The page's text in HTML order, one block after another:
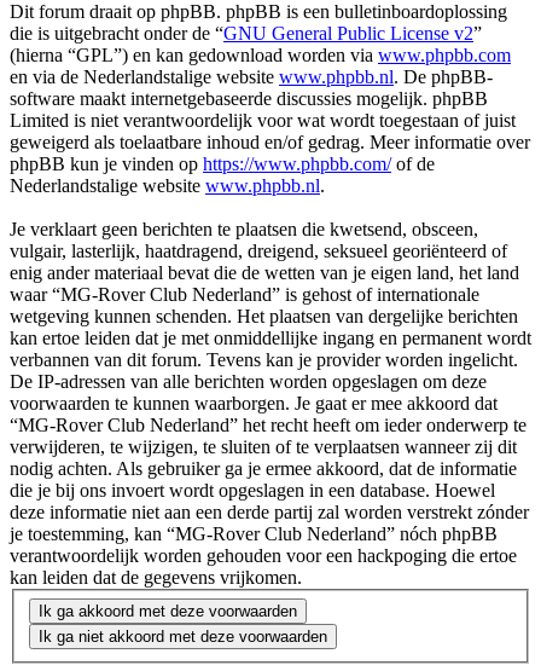
Dit forum draait op phpBB. phpBB is een bulletinboardoplossing
die is uitgebracht onder de “GNU General Public License v2”
(hierna “GPL”) en kan gedownload worden via www.phpbb.com
en via de Nederlandstalige website www.phpbb.nl. De phpBB-
software maakt internetgebaseerde discussies mogelijk. phpBB
Limited is niet verantwoordelijk voor wat wordt toegestaan of juist
geweigerd als toelaatbare inhoud en/of gedrag. Meer informatie over
phpBB kun je vinden op https://www.phpbb.com/of de
Nederlandstalige website www.phpbb.nl.
Je verklaart geen berichten te plaatsen die kwetsend, obsceen,
vulgair, lasterlijk, haatdragend, dreigend, seksueel georiënteerd of
enig ander materiaal bevat die de wetten van je eigen land, het land
waar “MG-Rover Club Nederland” is gehost of internationale
wetgeving kunnen schenden. Het plaatsen van dergelijke berichten
kan ertoe leiden dat je met onmiddellijke ingang en permanent wordt
verbannen van dit forum. Tevens kan je provider worden ingelicht.
De IP-adressen van alle berichten worden opgeslagen om deze
voorwaarden te kunnen waarborgen. Je gaat er mee akkoord dat
“MG-Rover Club Nederland” het recht heeft om ieder onderwerp te
verwijderen, te wijzigen, te sluiten of te verplaatsen wanneer zij dit
nodig achten. Als gebruiker ga je ermee akkoord, dat de informatie
die je bij ons invoert wordt opgeslagen in een database. Hoewel
deze informatie niet aan een derde partij zal worden verstrekt zónder
je toestemming, kan “MG-Rover Club Nederland” nóch phpBB
verantwoordelijk worden gehouden voor een hackpoging die ertoe
kan leiden dat de gegevens vrijkomen.